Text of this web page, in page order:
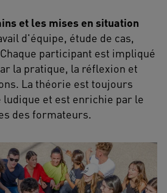
et les mises en situation
d'équipe, étude de cas,
participant est impliqué
la pratique, la réflexion et
La théorie est toujours
ludique et est enrichie par le
des formateurs.